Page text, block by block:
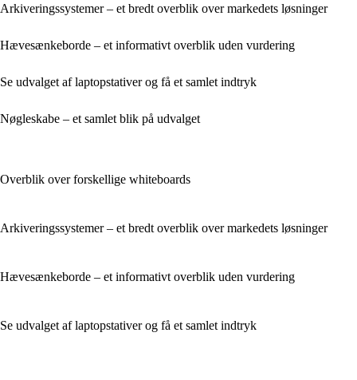
Arkiveringssystemer – et bredt overblik over markedets løsninger
Hævesænkeborde – et informativt overblik uden vurdering
Se udvalget af laptopstativer og få et samlet indtryk
Nøgleskabe – et samlet blik på udvalget
Overblik over forskellige whiteboards
Arkiveringssystemer – et bredt overblik over markedets løsninger
Hævesænkeborde – et informativt overblik uden vurdering
Se udvalget af laptopstativer og få et samlet indtryk